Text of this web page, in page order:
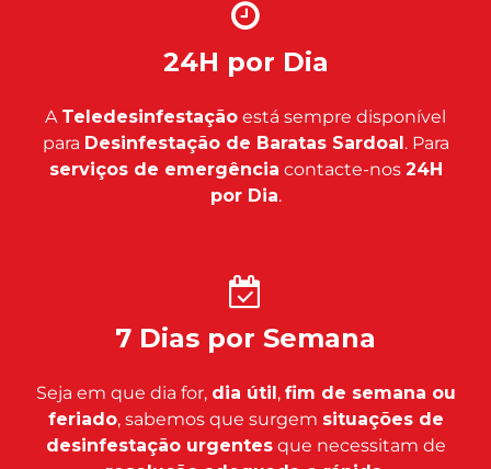
24H por Dia
A Teledesinfestação está sempre disponível
para Desinfestação de Baratas Sardoal . Para
serviços de emergência contacte-nos 24H
por Dia.
7 Dias por Semana
Seja em que dia for, dia útil , fim de semana ou
feriado, sabemos que surgem situações de
desinfestação urgentesque necessitam de